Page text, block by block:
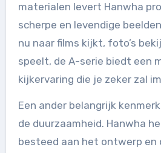
materialen levert Hanwha
scherpe en levendige
nu naar films kijkt, foto’s
speelt, de A-serie biedt een
kijkervaring die je zeker zal
Een ander belangrijk
de duurzaamheid. Hanwha
besteed aan het ontwerp en